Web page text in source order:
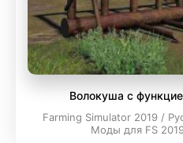
Волокуша с
Farming Simulator 2019 /
Моды для FS